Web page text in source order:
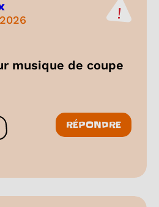
musique de coupe
les réactions
RÉPONDRE